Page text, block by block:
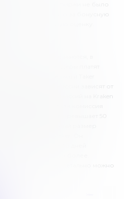
криптовалютной биржи не было
Из-за этого за бонусную
от нас минимальную оценку.
бирже Kraken взимаются, в
Криптотрейдеры платят
(создатель сделки) и Taker
сделки). Эти комиссии зависят от
размер комиссий на Kraken
для Maker. Такая комиссия
трейдера не превышает 50
дней. Минимальный размер
Taker и 0% для Maker. Он
трейдера за 30 дней
000 000 UAH) и более.
более детально можно